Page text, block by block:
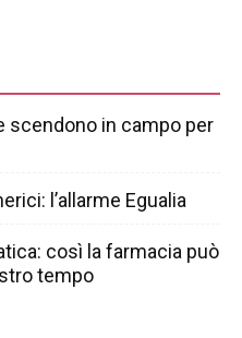
scendono in campo per
l’allarme Egualia
così la farmacia può
tempo